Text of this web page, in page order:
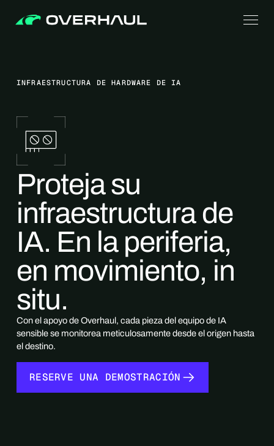
INFRAESTRUCTURA DE HARDWARE DE IA
Proteja su
infraestructura de
IA. En la periferia,
en movimiento, in
situ.
Con el apoyo de Overhaul, cada pieza del equipo de IA
sensible se monitorea meticulosamente desde el origen hasta
el destino.
RESERVE UNA DEMOSTRACIÓN
RESERVE UNA DEMOSTRACIÓN